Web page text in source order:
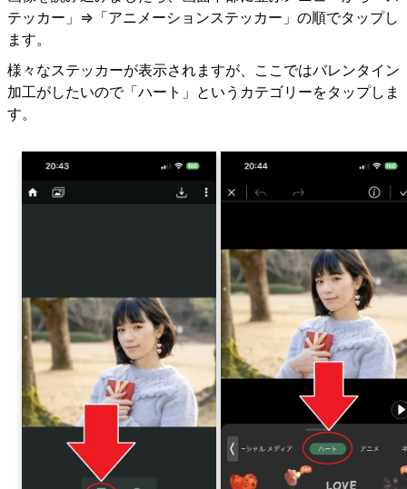
テッカー」⇒「アニメーションステッカー」の順でタップし
ます。
様々なステッカーが表示されますが、ここではバレンタイン
加工がしたいので「ハート」というカテゴリーをタップしま
す。